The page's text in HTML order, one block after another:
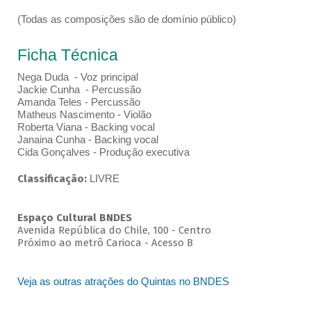
(Todas as composições são de domínio público)
Ficha Técnica
Nega Duda - Voz principal
Jackie Cunha - Percussão
Amanda Teles - Percussão
Matheus Nascimento - Violão
Roberta Viana - Backing vocal
Janaina Cunha - Backing vocal
Cida Gonçalves - Produção executiva
Classificação: LIVRE
Espaço Cultural BNDES
Avenida República do Chile, 100 - Centro
Próximo ao metrô Carioca - Acesso B
Veja as outras atrações do Quintas no BNDES